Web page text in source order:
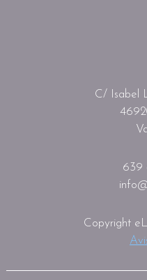
C/ Isabel
639
Copyright